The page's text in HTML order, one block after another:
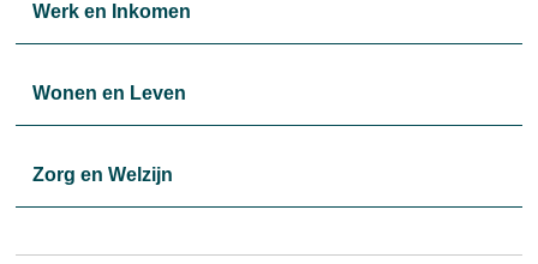
Werk en Inkomen
Wonen en Leven
Zorg en Welzijn